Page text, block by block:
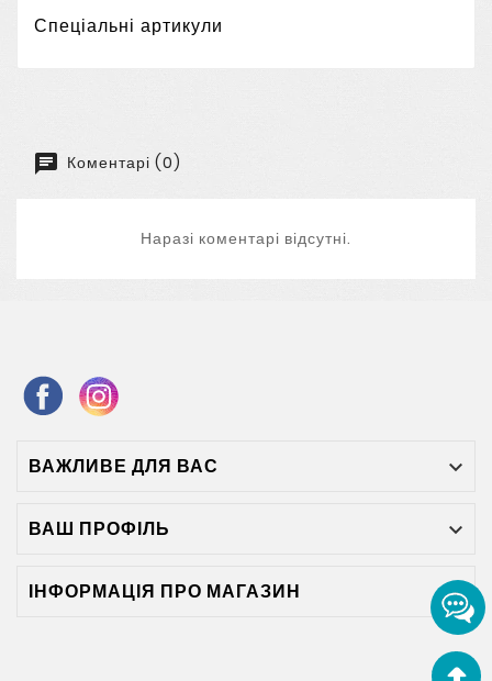
Спеціальні артикули
Коментарі (0)
Наразі коментарі відсутні.
ВАЖЛИВЕ ДЛЯ ВАС 
ВАШ ПРОФІЛЬ 
ІНФОРМАЦІЯ ПРО МАГАЗИН 